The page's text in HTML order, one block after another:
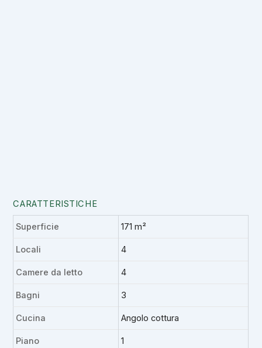
CARATTERISTICHE
Superficie 171 m²
Locali 4
Camere da letto 4
Bagni 3
Cucina Angolo cottura
Piano 1